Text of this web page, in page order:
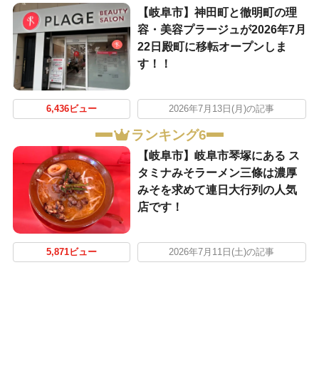
【岐阜市】神田町と徹明町の理
容・美容プラージュが2026年7月
22日殿町に移転オープンしま
す！！
6,436ビュー 2026年7月13日(月)の記事
ランキング6
【岐阜市】岐阜市琴塚にある ス
タミナみそラーメン三條は濃厚
みそを求めて連日大行列の人気
店です！
5,871ビュー 2026年7月11日(土)の記事